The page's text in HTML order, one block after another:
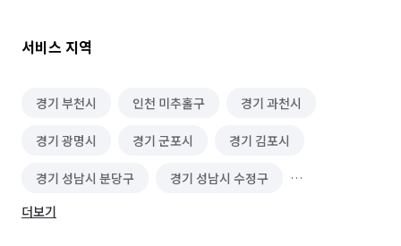
물의를 일으키지 않겠습니다.
6️⃣  고객님이 집에 보내주실 때 까지! 만족 하실 때 까지 최선을
🌟고객님에게 제공되는 무료 서비스
🌳 청소 마무리 후 친환경 편백향 원액 성분의 피톤치드로 공기의
질을 신선하게 !
서비스 지역
경기 부천시 인천 미추홀구 경기 과천시
경기 광명시 경기 군포시 경기 김포시
경기 성남시 분당구 경기 성남시 수정구
경기 성남시 중원구
더보기